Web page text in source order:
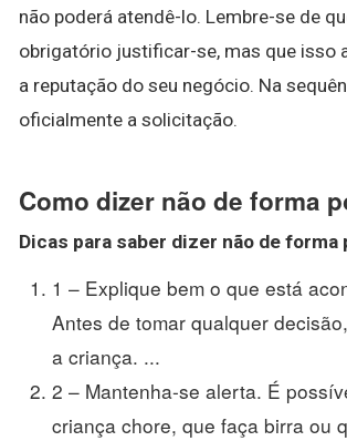
não poderá atendê-lo. Lembre-se de
obrigatório justificar-se, mas que isso
a reputação do seu negócio. Na
oficialmente a solicitação.
Como dizer não de forma
Dicas para saber dizer não de forma
1 – Explique bem o que está
Antes de tomar qualquer
a criança. ...
2 – Mantenha-se alerta. É
criança chore, que faça birra ou